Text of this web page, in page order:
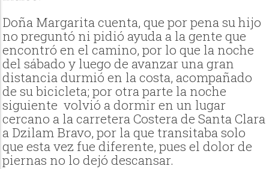
Doña Margarita cuenta, que por pena su hijo
no preguntó ni pidió ayuda a la gente que
encontró en el camino, por lo que la noche
del sábado y luego de avanzar una gran
distancia durmió en la costa, acompañado
de su bicicleta; por otra parte la noche
siguiente volvió a dormir en un lugar
cercano a la carretera Costera de Santa Clara
a Dzilam Bravo, por la que transitaba solo
que esta vez fue diferente, pues el dolor de
piernas no lo dejó descansar.